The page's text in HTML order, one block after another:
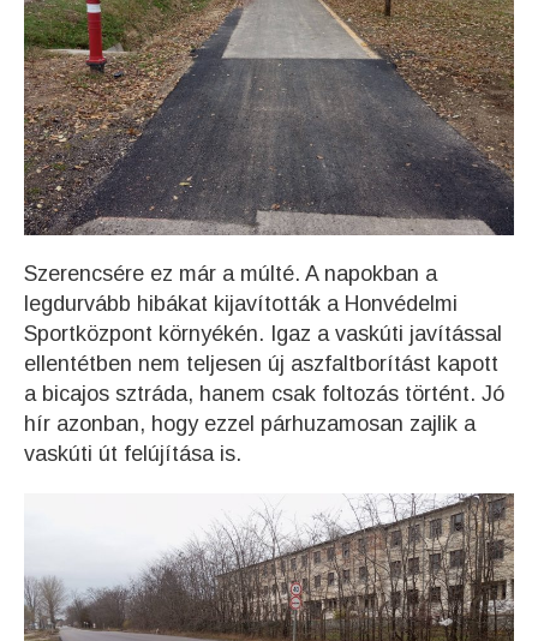
Szerencsére ez már a múlté. A napokban a
legdurvább hibákat kijavították a Honvédelmi
Sportközpont környékén. Igaz a vaskúti javítással
ellentétben nem teljesen új aszfaltborítást kapott
a bicajos sztráda, hanem csak foltozás történt. Jó
hír azonban, hogy ezzel párhuzamosan zajlik a
vaskúti út felújítása is.